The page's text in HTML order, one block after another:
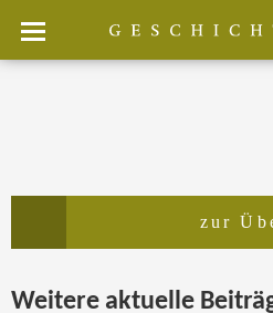
Testimonial
zur
Weitere aktuelle